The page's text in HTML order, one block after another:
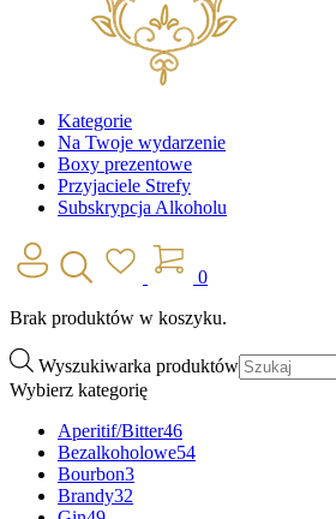
Kategorie
Na Twoje wydarzenie
Boxy prezentowe
Przyjaciele Strefy
Subskrypcja Alkoholu
0
Brak produktów w koszyku.
Wyszukiwarka produktów
Wybierz kategorię
Aperitif/Bitter46
Bezalkoholowe54
Bourbon3
Brandy32